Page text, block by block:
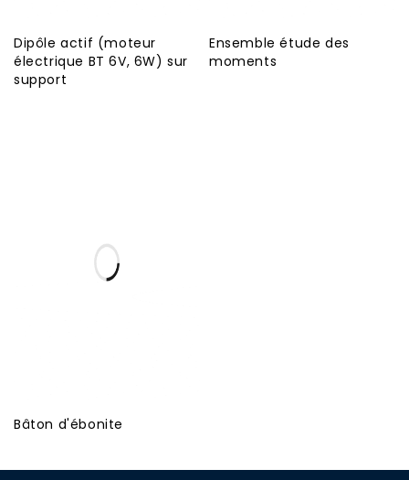
Dipôle actif (moteur
électrique BT 6V, 6W) sur
support
Ensemble étude des
moments
Bâton d'ébonite